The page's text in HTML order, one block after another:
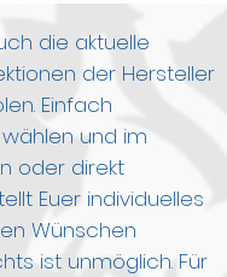
die aktuelle
der Hersteller
Einfach
und im
oder direkt
Euer individuelles
Wünschen
ist unmöglich. Für